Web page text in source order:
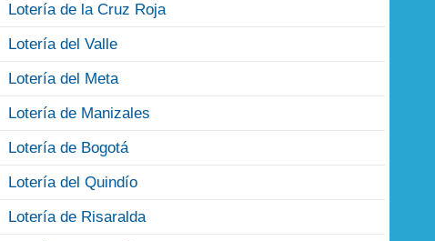
Lotería de la Cruz Roja
Lotería del Valle
Lotería del Meta
Lotería de Manizales
Lotería de Bogotá
Lotería del Quindío
Lotería de Risaralda